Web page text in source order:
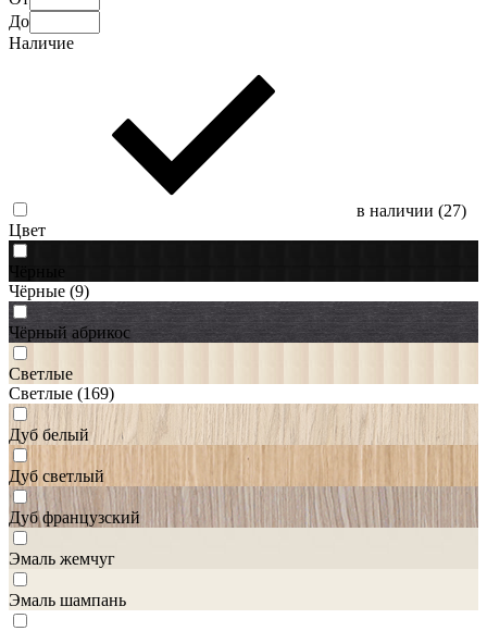
До
Наличие
в наличии (27)
Цвет
Чёрные
Чёрные (9)
Чёрный абрикос
Светлые
Светлые (169)
Дуб белый
Дуб светлый
Дуб французский
Эмаль жемчуг
Эмаль шампань